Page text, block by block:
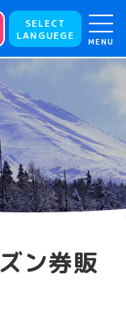
SELECT
LANGUEGE
MENU
ン券販